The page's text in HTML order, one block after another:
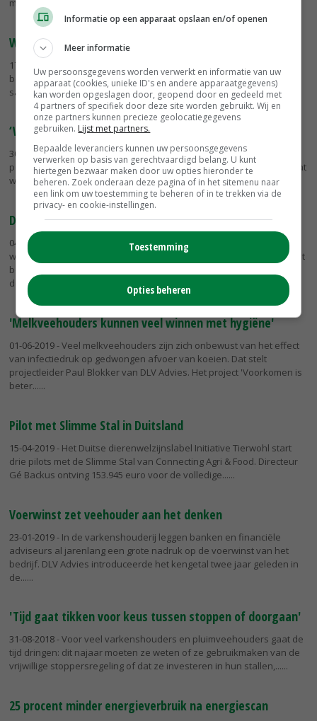
maken en te...
Warme lucht bestrijdt valse meeldauw in plantuien
17-10-2019
- Valse meeldauw in tweedejaars plantuien is goed te
bestrijden met warme lucht. Dit blijkt uit onderzoek van DLV Plant in
samenwerking met NAK en Wageningen University.
‘Weidegang geeft hoger saldo’
30-08-2019- Weiden heeft in 2017 tot een hoger saldo van 1,7 cent
per kilo melk geleid. Dit zal de komende jaren groter worden, doordat
weiden een van de basisvoorwaarden is geworden voor de...
DLV Advies komt met rekentool voor varkenshouders
04-06-2019
- DLV Advies heeft een rekentool ontwikkeld om de
waarde te bepalen van bedrijfsgebouwen van varkenshouders. 'Het
bedrag dat daaruit komt, geeft een goede indicatie', zegt Harm van
der Zanden...
'Melkveehouders kunnen veel winnen met hygiëne'
01-06-2019- Veel melkveehouders zijn zich onbewust van het effect
van infectiedruk op gedwongen afvoer van koeien. Dat stelt
projectleider Paul Blokker van DLV Advies. Het project 'Voorkomen is
beter...
Pilot met Slimme Stal in Duitsland
15-04-2019- Het Duitse dierenwelzijnslabel Initiative Tierwohl start
drie pilots met de Slimme Stal van Connecting Agri & Food. Directeur
Gé Backus ontving 153.945 euro voor de volledige...
Voerwinst zet veehouder aan het denken
23-01-2019- In de varkenshouderij leggen banken en financiële
adviseurs al jarenlang een grote nadruk op de voerwinst van het
bedrijf. DLV Advies introduceerde het kengetal twee jaar geleden in
de...
'Tijd gaat tikken voor keus tussen stoppen of doorgaan'
31-08-2018- Voor veel varkenshouders en pluimveehouders gaat de
tijd dringen: dit najaar moeten ze weten of ze gebruikmaken van de
vrijwillige stoppersregeling of dat ze investeren in hun stallen,...
25 procent minder energieverbruik na energiescan
Informatie op een apparaat opslaan en/of openen
Meer informatie
Uw persoonsgegevens worden verwerkt en informatie van uw
apparaat (cookies, unieke ID's en andere apparaatgegevens)
kan worden opgeslagen door, geopend door en gedeeld met
4 partners of specifiek door deze site worden gebruikt. Wij en
onze partners kunnen precieze geolocatiegegevens
gebruiken. Lijst met partners.
Bepaalde leveranciers kunnen uw persoonsgegevens
verwerken op basis van gerechtvaardigd belang. U kunt
hiertegen bezwaar maken door uw opties hieronder te
beheren. Zoek onderaan deze pagina of in het sitemenu naar
een link om uw toestemming te beheren of in te trekken via de
privacy- en cookie-instellingen.
Toestemming
Opties beheren